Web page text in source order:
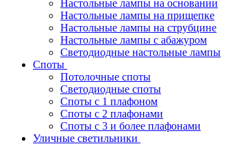
Настольные лампы на основании
Настольные лампы на прищепке
Настольные лампы на струбцине
Настольные лампы с абажуром
Светодиодные настольные лампы
Споты
Потолочные споты
Светодиодные споты
Споты с 1 плафоном
Споты с 2 плафонами
Споты с 3 и более плафонами
Уличные светильники